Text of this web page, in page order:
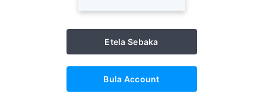
Etela Sebaka
Bula Account